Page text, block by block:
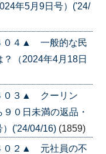
年5月9日号）('24/
０４▲ 一般的な民
（2024年4月18日
０３▲ クーリン
０日未満の返品・
('24/04/16) (1859)
０２▲ 元社員の不